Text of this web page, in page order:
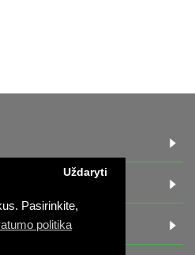
Pasirinkite,
politika
Uždaryti